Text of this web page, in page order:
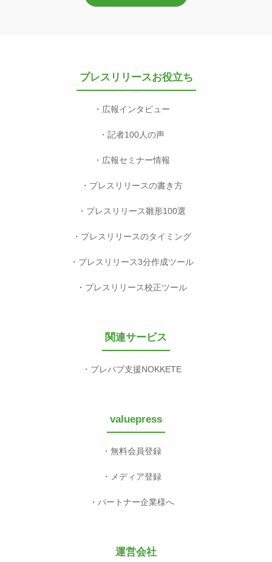
プレスリリースお役立ち
広報インタビュー
記者100人の声
広報セミナー情報
プレスリリースの書き方
プレスリリース雛形100選
プレスリリースのタイミング
プレスリリース3分作成ツール
プレスリリース校正ツール
関連サービス
プレパブ支援NOKKETE
valuepress
無料会員登録
メディア登録
パートナー企業様へ
運営会社